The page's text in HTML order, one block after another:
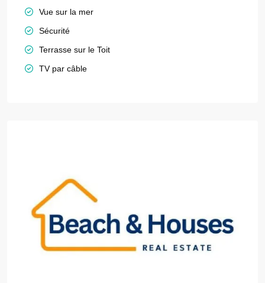
Vue sur la mer
Sécurité
Terrasse sur le Toit
TV par câble